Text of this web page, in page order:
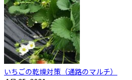
いちごの乾燥対策（通路のマルチ）